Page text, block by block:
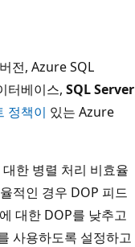
전, Azure SQL
터베이스, SQL Server
정책이 있는 Azure
한 병렬 처리 비효율
적인 경우 DOP 피드
대한 DOP를 낮추고
사용하도록 설정하고